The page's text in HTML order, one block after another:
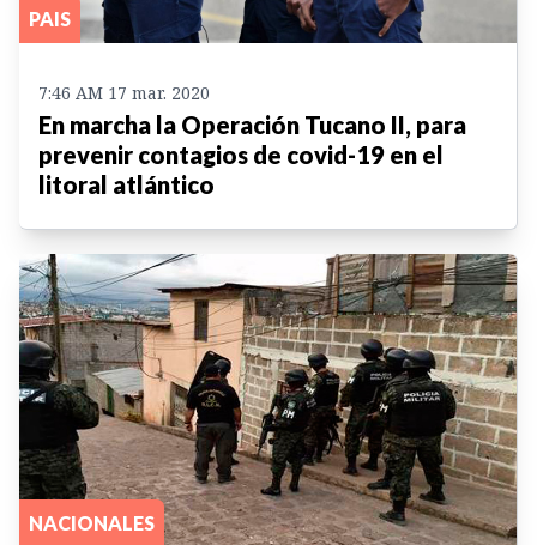
PAIS
7:46 AM 17 mar. 2020
En marcha la Operación Tucano II, para
prevenir contagios de covid-19 en el
litoral atlántico
NACIONALES